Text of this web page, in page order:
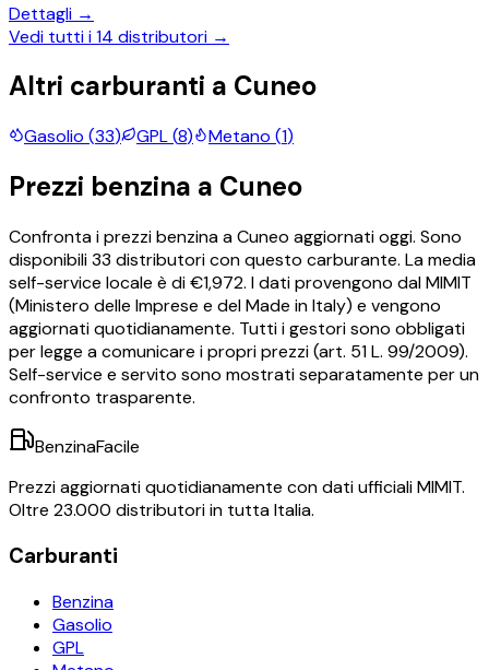
Dettagli →
Vedi tutti i14 distributori →
Altri carburanti a Cuneo
Gasolio (33) GPL(8) Metano (1)
Prezzi benzina a Cuneo
Confronta i prezzibenzinaaCuneo aggiornati oggi. Sono
disponibili33 distributori con questo carburante. La media
self-service locale è di €1,972. I dati provengono dal MIMIT
(Ministero delle Imprese e del Made in Italy) e vengono
aggiornati quotidianamente. Tutti i gestori sono obbligati
per legge a comunicare i propri prezzi (art. 51 L. 99/2009).
Self-service e servito sono mostrati separatamente per un
confronto trasparente.
BenzinaFacile
Prezzi aggiornati quotidianamente con dati ufficiali MIMIT.
Oltre 23.000 distributori in tutta Italia.
Carburanti
Benzina
Gasolio
GPL